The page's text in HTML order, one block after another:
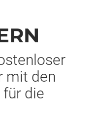
mit den
die